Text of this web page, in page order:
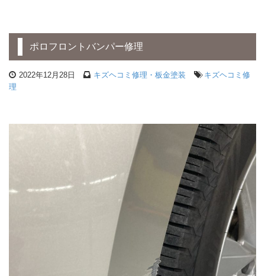
ポロフロントバンパー修理
2022年12月28日 キズヘコミ修理・板金塗装
キズヘコミ修
理